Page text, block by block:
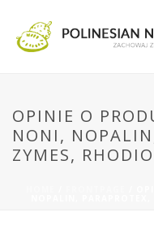
OPINIE O
NONI,
ZYMES,